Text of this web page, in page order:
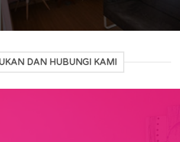
DAN HUBUNGI KAMI